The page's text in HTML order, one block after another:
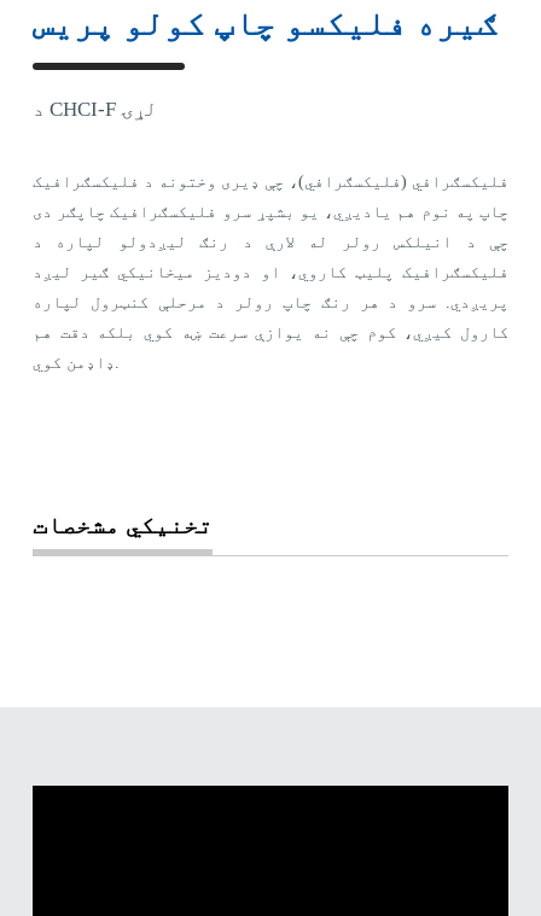
ګیره فلیکسو چاپ کولو پریس
د CHCI-F لړۍ
فلیکسګرافي (فلیکسګرافي)، چې ډیری وختونه د فلیکسګرافیک
چاپ په نوم هم یادیږي، یو بشپړ سرو فلیکسګرافیک چاپګر دی
چې د انیلکس رولر له لارې د رنګ لیږدولو لپاره د
فلیکسګرافیک پلیټ کاروي، او دودیز میخانیکي ګیر لیږد
پریږدي. سرو د هر رنګ چاپ رولر د مرحلې کنټرول لپاره
کارول کیږي، کوم چې نه یوازې سرعت ښه کوي بلکه دقت هم
تخنیکي مشخصات